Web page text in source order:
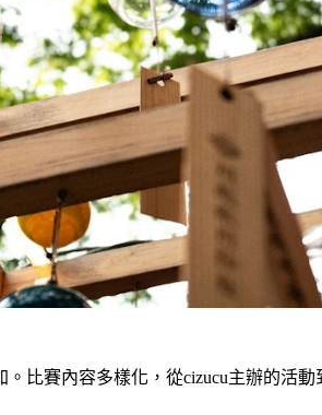
比賽內容多樣化，從cizucu主辦的活